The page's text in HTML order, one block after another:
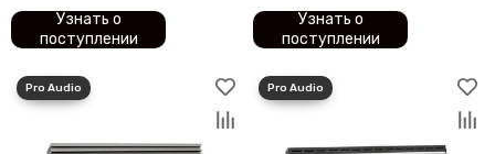
Узнать о
поступлении
Узнать о
поступлении